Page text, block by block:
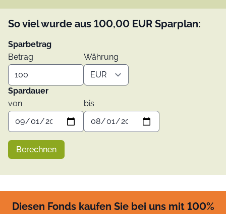
So viel wurde aus 100,00 EUR Sparplan:
Sparbetrag
Betrag
Währung
Spardauer
von
bis
Berechnen
Diesen Fonds kaufen Sie bei uns mit 100%